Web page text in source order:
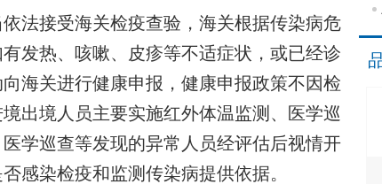
接受海关检疫查验，海关根据传染病危
发热、咳嗽、皮疹等不适症状，或已经诊
海关进行健康申报，健康申报政策不因检
出境人员主要实施红外体温监测、医学巡
学巡查等发现的异常人员经评估后视情开
感染检疫和监测传染病提供依据。